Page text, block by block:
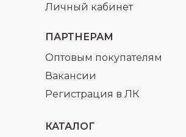
ПАРТНЕРАМ
Регистрация в ЛК
Оптовым покупателям
Вакансии
КАТАЛОГ
Личный кабинет